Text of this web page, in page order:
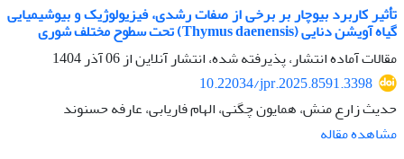
تأثیر کاربرد بیوچار بر برخی از صفات رشدی، فیزیولوژیک و بیوشیمیایی
گیاه آویشن دنایی (Thymus daenensis) تحت سطوح مختلف شوری
مقالات آماده انتشار، پذیرفته شده، انتشار آنلاین از06 آذر 1404
10.22034/jpr.2025.8591.3398
حدیث زارع منش، همایون چگنی، الهام فاریابی، عارفه حسنوند
مشاهده مقاله